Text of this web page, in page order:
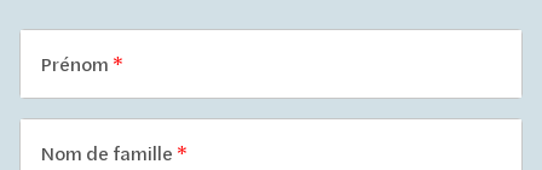
Prénom
Nom de famille